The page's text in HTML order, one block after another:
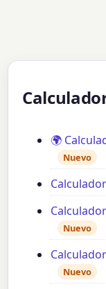
🌍
Nuevo
Nuevo
Nuevo